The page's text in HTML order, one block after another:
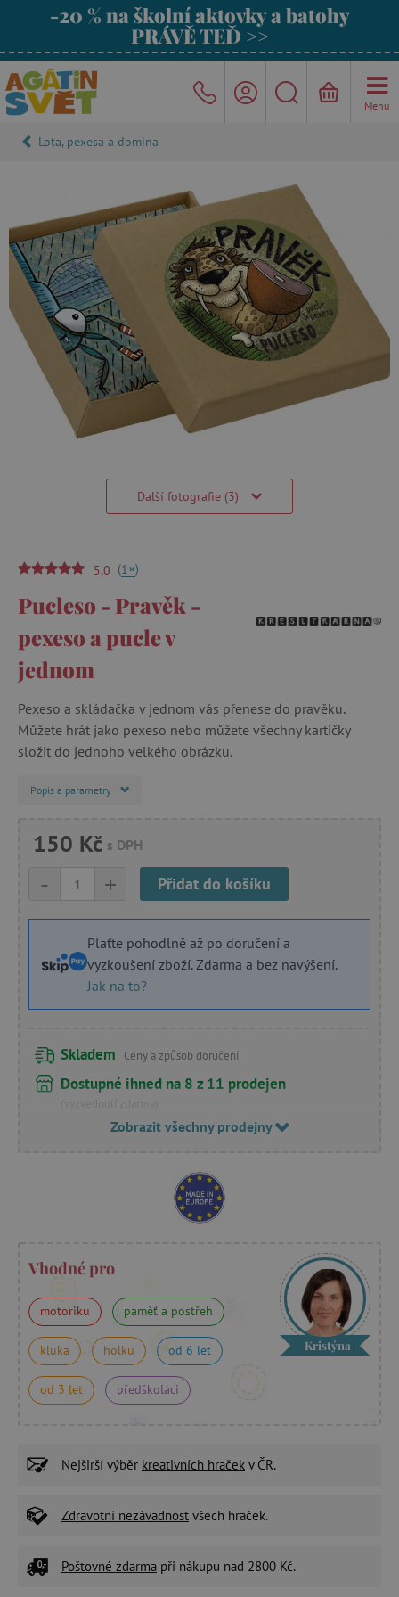
-20 % na školní aktovky a batohy
PRÁVĚ TEĎ >>
Menu
Lota, pexesa a domina
Další fotografie (3)
5,0 (1+)
Pucleso - Pravěk -
pexeso a pucle v
jednom
Pexeso a skládačka v jednom vás přenese do pravěku.
Můžete hrát jako pexeso nebo můžete všechny kartičky
složit do jednoho velkého obrázku.
Popis a parametry
150 Kč s DPH
+
- Přidat do košíku
Plaťte pohodlně až po doručení a
vyzkoušení zboží. Zdarma a bez navýšení.
Jak na to?
Skladem Ceny a způsob doručení
Dostupné ihned na 8 z 11 prodejen
(vyzvednutí zdarma)
Zobrazit všechny prodejny
Vhodné pro
motoriku paměť a postřeh
kluka holku od 6 let
od 3 let předškoláci
Kristýna
Nejširší výběr kreativních hraček v ČR.
Zdravotní nezávadnost všech hraček.
Poštovné zdarma při nákupu nad 2800 Kč.